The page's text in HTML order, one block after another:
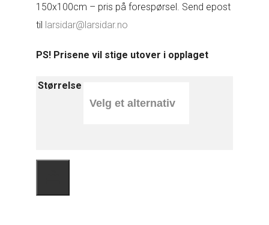
150x100cm – pris på forespørsel. Send epost
til larsidar@larsidar.no
PS! Prisene vil stige utover i opplaget
Størrelse
Juletrefest